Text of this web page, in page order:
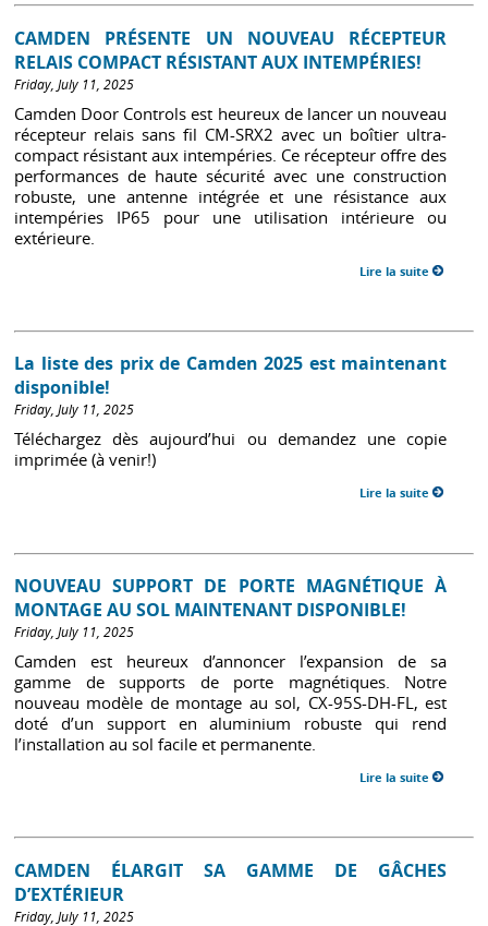
CAMDEN PRÉSENTE UN NOUVEAU RÉCEPTEUR
RELAIS COMPACT RÉSISTANT AUX INTEMPÉRIES!
Friday, July 11, 2025
Camden Door Controls est heureux de lancer un nouveau
récepteur relais sans fil CM-SRX2 avec un boîtier ultra-
compact résistant aux intempéries. Ce récepteur offre des
performances de haute sécurité avec une construction
robuste, une antenne intégrée et une résistance aux
intempéries IP65 pour une utilisation intérieure ou
extérieure.
Lire la suite
La liste des prix de Camden 2025 est maintenant
disponible!
Friday, July 11, 2025
Téléchargez dès aujourd’hui ou demandez une copie
imprimée (à venir!)
Lire la suite
NOUVEAU SUPPORT DE PORTE MAGNÉTIQUE À
MONTAGE AU SOL MAINTENANT DISPONIBLE!
Friday, July 11, 2025
Camden est heureux d’annoncer l’expansion de sa
gamme de supports de porte magnétiques. Notre
nouveau modèle de montage au sol, CX-95S-DH-FL, est
doté d’un support en aluminium robuste qui rend
l’installation au sol facile et permanente.
Lire la suite
CAMDEN ÉLARGIT SA GAMME DE GÂCHES
D’EXTÉRIEUR
Friday, July 11, 2025